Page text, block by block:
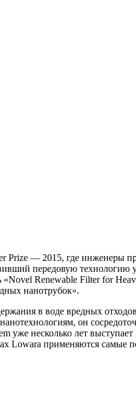
— 2015, где инженеры
передовую технологию
Renewable Filter for
нанотрубок».
в воде вредных
он
несколько лет выступает
Lowara применяются самые